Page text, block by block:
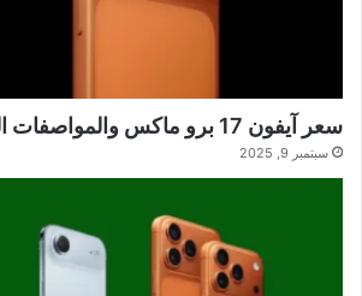
سعر آيفون 17 برو ماكس والمواصفات الرسمية
سبتمبر 9, 2025